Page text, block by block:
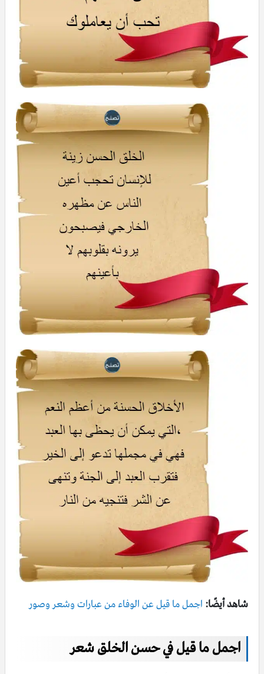
شاهد أيضًا: اجمل ما قيل عن الوفاء من عبارات وشعر وصور
اجمل ما قيل في حسن الخلق شعر